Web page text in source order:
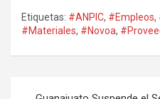
Etiquetas: #ANPIC, #Empleos,
#Materiales, #Novoa,